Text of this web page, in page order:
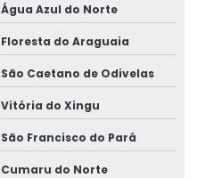
Água Azul do Norte
Floresta do Araguaia
São Caetano de Odivelas
Vitória do Xingu
São Francisco do Pará
Cumaru do Norte